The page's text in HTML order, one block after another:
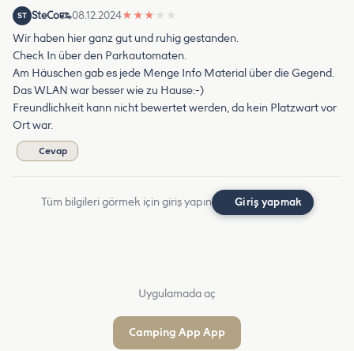
ST SteCo 08.12.2024★ ★ ★ ★ ★
Wir haben hier ganz gut und ruhig gestanden.
Check In über den Parkautomaten.
Am Häuschen gab es jede Menge Info Material über die Gegend.
Das WLAN war besser wie zu Hause:-)
Freundlichkeit kann nicht bewertet werden, da kein Platzwart vor
Ort war.
Cevap
Tüm bilgileri görmek için giriş yapın Giriş yapmak
Uygulamada aç
Camping App App